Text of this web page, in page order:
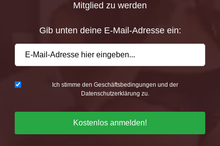
Mitglied zu werden
Gib unten deine E-Mail-Adresse ein:
Ich stimme den Geschäftsbedingungen und der
Datenschutzerklärung zu.
Kostenlos anmelden!